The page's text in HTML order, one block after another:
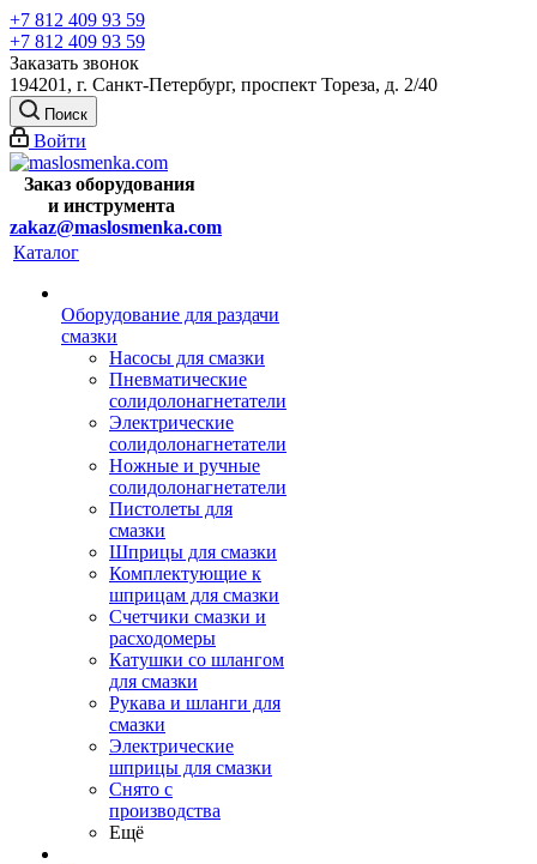
+7 812 409 93 59
+7 812 409 93 59
Заказать звонок
194201, г. Санкт-Петербург, проспект Тореза, д. 2/40
Поиск
Войти
Заказ оборудования
и инструмента
zakaz@maslosmenka.com
Каталог
Оборудование для раздачи
смазки
Насосы для смазки
Пневматические
солидолонагнетатели
Электрические
солидолонагнетатели
Ножные и ручные
солидолонагнетатели
Пистолеты для
смазки
Шприцы для смазки
Комплектующие к
шприцам для смазки
Счетчики смазки и
расходомеры
Катушки со шлангом
для смазки
Рукава и шланги для
смазки
Электрические
шприцы для смазки
Снято с
производства
Ещё